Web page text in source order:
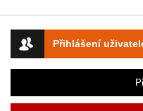
Přihlášení